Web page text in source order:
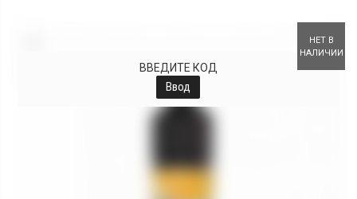
НЕТ В
НАЛИЧИИ
ВВЕДИТЕ КОД
Ввод